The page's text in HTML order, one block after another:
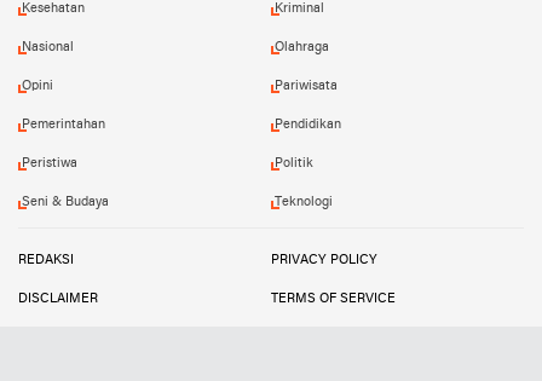
Kesehatan Kriminal
Nasional Olahraga
Opini Pariwisata
Pemerintahan Pendidikan
Peristiwa Politik
Seni & Budaya Teknologi
REDAKSI PRIVACY POLICY
DISCLAIMER TERMS OF SERVICE